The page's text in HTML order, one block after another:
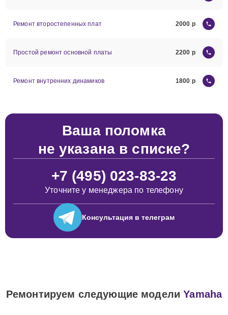
Ремонт второстепенных плат 2000
Простой ремонт основной платы 2200
Ремонт внутренних динамиков 1800
Ваша поломка
не указана в списке?
+7 (495) 023-83-23
Уточните у менеджера по телефону
Консультация в телеграм
Ремонтируем следующие моделиYamaha